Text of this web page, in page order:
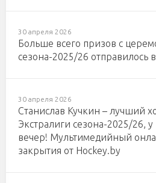
30 апреля 2026
Больше всего призов с
сезона-2025/26 отправилось
30 апреля 2026
Станислав Кучкин – лучший
Экстралиги сезона-2025/26, у
вечер! Мультимедийный
закрытия от Hockey.by